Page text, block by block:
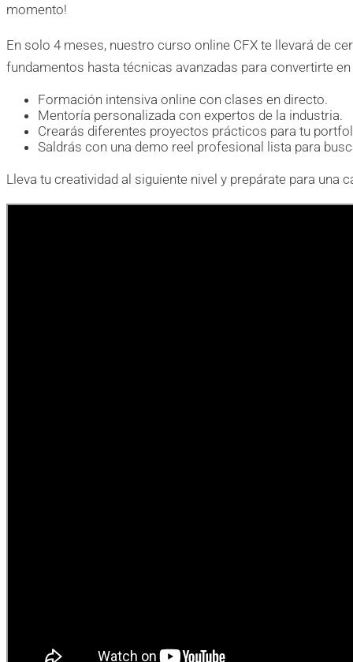
momento!
En solo 4 meses, nuestro curso online CFX te llevará de
fundamentos hasta técnicas avanzadas para convertirte
Formación intensiva online con clases en directo.
Mentoría personalizada con expertos de la industria.
Crearás diferentes proyectos prácticos para tu
Saldrás con una demo reel profesional lista para
Lleva tu creatividad al siguiente nivel y prepárate para una